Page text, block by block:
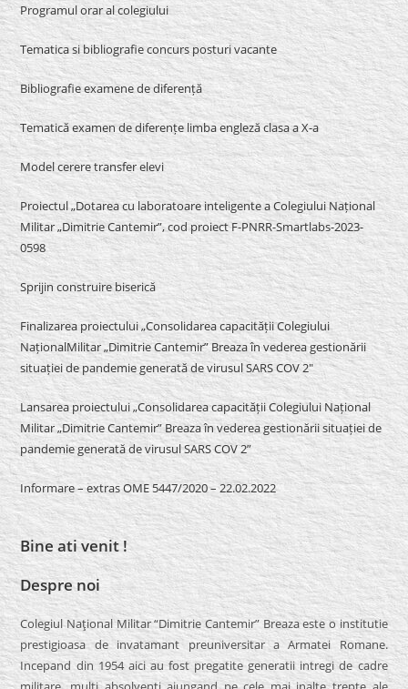
Programul orar al colegiului
Tematica si bibliografie concurs posturi vacante
Bibliografie examene de diferență
Tematică examen de diferențe limba engleză clasa a X-a
Model cerere transfer elevi
Proiectul „Dotarea cu laboratoare inteligente a Colegiului Național
Militar „Dimitrie Cantemir”, cod proiect F-PNRR-Smartlabs-2023-
0598
Sprijin construire biserică
Finalizarea proiectului „Consolidarea capacității Colegiului
NaționalMilitar „Dimitrie Cantemir” Breaza în vederea gestionării
situației de pandemie generată de virusul SARS COV 2″
Lansarea proiectului „Consolidarea capacității Colegiului Național
Militar „Dimitrie Cantemir” Breaza în vederea gestionării situației de
pandemie generată de virusul SARS COV 2”
Informare – extras OME 5447/2020 – 22.02.2022
Bine ati venit !
Despre noi
Colegiul Naţional Militar “Dimitrie Cantemir” Breaza este o institutie
prestigioasa de invatamant preuniversitar a Armatei Romane.
Incepand din 1954 aici au fost pregatite generatii intregi de cadre